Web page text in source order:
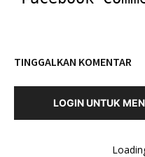
TINGGALKAN KOMENTAR
LOGIN UNTUK